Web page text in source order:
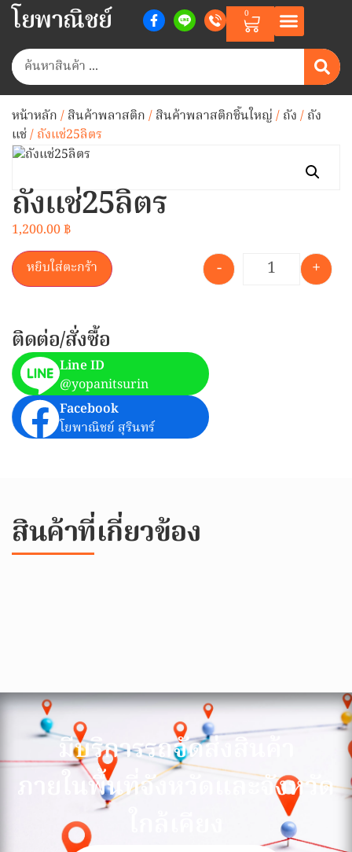
โยพาณิชย์ 0
หน้าหลัก/สินค้าพลาสติก/สินค้าพลาสติกชิ้นใหญ่/ถัง/ถัง
แช่/ ถังแช่25ลิตร
ถังแช่25ลิตร
1,200.00฿
- +
หยิบใส่ตะกร้า
ติดต่อ/สั่งซื้อ
Line ID
@yopanitsurin
Facebook
โยพาณิชย์ สุรินทร์
สินค้าที่เกี่ยวข้อง
มีบริการรถจัดส่งสินค้า
ภายในพื้นที่จังหวัดและจังหวัด